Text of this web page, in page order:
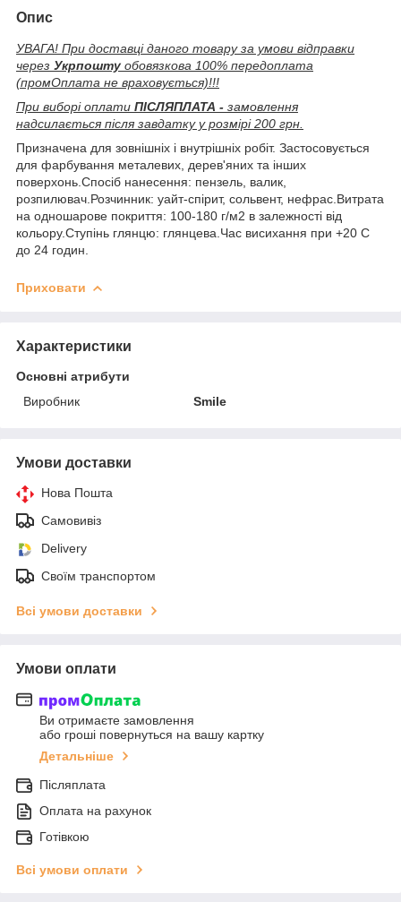
Опис
УВАГА! При доставці даного товару за умови відправки
через Укрпошту обовязкова 100% передоплата
(промОплата не враховується)!!!
При виборі оплати ПІСЛЯПЛАТА - замовлення
надсилається після завдатку у розмірі 200 грн.
Призначена для зовнішніх і внутрішніх робіт. Застосовується
для фарбування металевих, дерев'яних та інших
поверхонь.Спосіб нанесення: пензель, валик,
розпилювач.Розчинник: уайт-спірит, сольвент, нефрас.Витрата
на одношарове покриття: 100-180 г/м2 в залежності від
кольору.Ступінь глянцю: глянцева.Час висихання при +20 С
до 24 годин.
Приховати
Характеристики
Основні атрибути
Виробник
Smile
Умови доставки
Нова Пошта
Самовивіз
Delivery
Своїм транспортом
Всі умови доставки
Умови оплати
Ви отримаєте замовлення
або гроші повернуться на вашу картку
Детальніше
Післяплата
Оплата на рахунок
Готівкою
Всі умови оплати